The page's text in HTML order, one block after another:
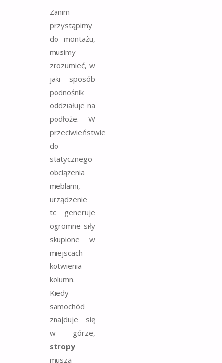
Zanim
przystąpimy
do montażu,
musimy
zrozumieć, w
jaki sposób
podnośnik
oddziałuje na
podłoże. W
przeciwieństwie
do
statycznego
obciążenia
meblami,
urządzenie
to generuje
ogromne siły
skupione w
miejscach
kotwienia
kolumn.
Kiedy
samochód
znajduje się
w górze,
stropy
muszą